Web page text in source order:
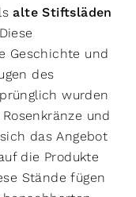
alte Stiftsläden
Geschichte und
des
wurden
und
das Angebot
die Produkte
Stände fügen